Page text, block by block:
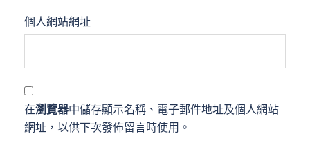
個人網站網址
在瀏覽器中儲存顯示名稱、電子郵件地址及個人網站
網址，以供下次發佈留言時使用。